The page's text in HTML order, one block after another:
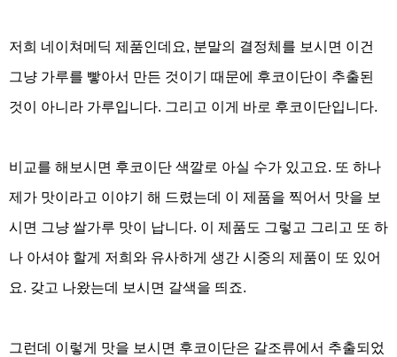
저희 네이쳐메딕 제품인데요, 분말의 결정체를 보시면 이건
그냥 가루를 빻아서 만든 것이기 때문에 후코이단이 추출된
것이 아니라 가루입니다. 그리고 이게 바로 후코이단입니다.
비교를 해보시면 후코이단 색깔로 아실 수가 있고요. 또 하나
제가 맛이라고 이야기 해 드렸는데 이 제품을 찍어서 맛을 보
시면 그냥 쌀가루 맛이 납니다. 이 제품도 그렇고 그리고 또 하
나 아셔야 할게 저희와 유사하게 생간 시중의 제품이 또 있어
요. 갖고 나왔는데 보시면 갈색을 띄죠.
그런데 이렇게 맛을 보시면 후코이단은 갈조류에서 추출되었